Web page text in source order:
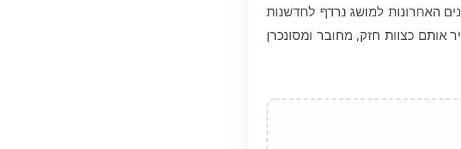
האחרונות למושג נרדף לחדשנות
כצוות חזק, מחובר ומסונכרן